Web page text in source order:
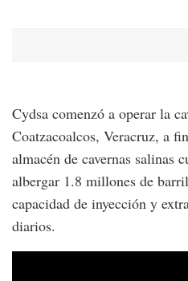
Cydsa comenzó a operar la
Coatzacoalcos, Veracruz, a
almacén de cavernas salinas
albergar 1.8 millones de
capacidad de inyección y
diarios.